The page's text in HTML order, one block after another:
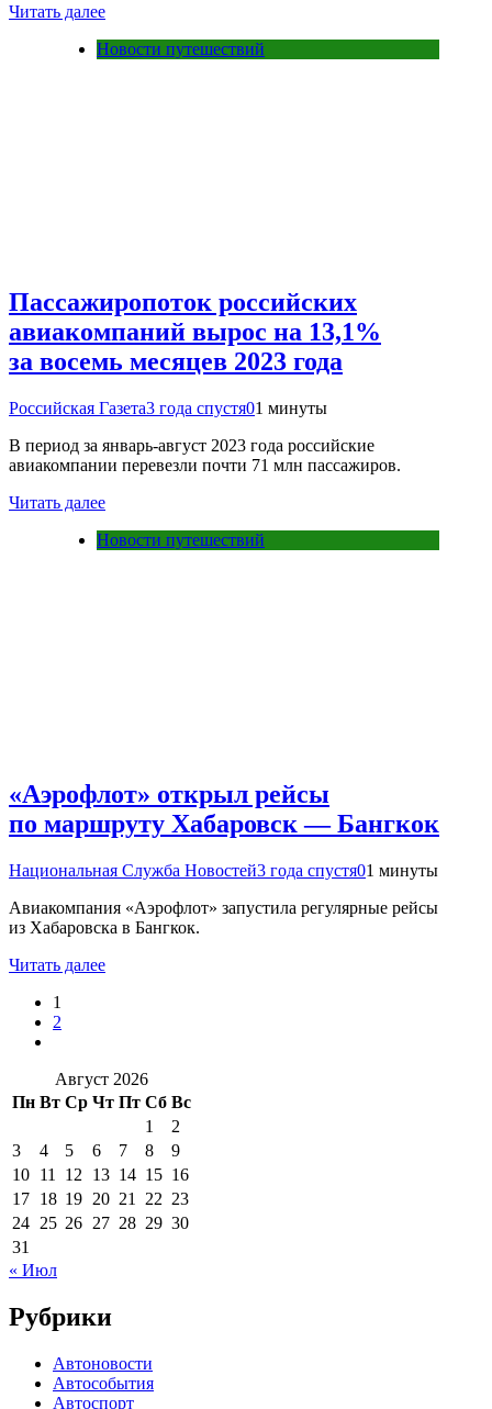
Читать далее
Новости путешествий
Пассажиропоток российских
авиакомпаний вырос на 13,1%
за восемь месяцев 2023 года
Российская Газета3 года спустя01 минуты
В период за январь-август 2023 года российские
авиакомпании перевезли почти 71 млн пассажиров.
Читать далее
Новости путешествий
«Аэрофлот» открыл рейсы
по маршруту Хабаровск — Бангкок
Национальная Служба Новостей3 года спустя01 минуты
Авиакомпания «Аэрофлот» запустила регулярные рейсы
из Хабаровска в Бангкок.
Читать далее
1
2
Август 2026
Пн Вт Ср Чт Пт Сб Вс
1
2
3
4 5 6 7 8
9
10 11 12 13 14 15 16
17 18 19 20 21 22 23
24 25 26 27 28 29 30
31
« Июл
Рубрики
Автоновости
Автособытия
Автоспорт